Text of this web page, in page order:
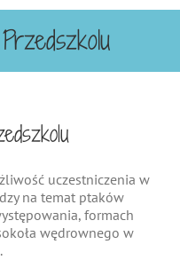
uczestniczenia w
na temat ptaków
formach
wędrownego w